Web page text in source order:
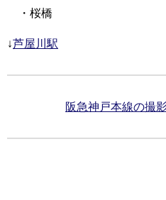
・桜橋
↓芦屋川駅
阪急神戸本線の撮